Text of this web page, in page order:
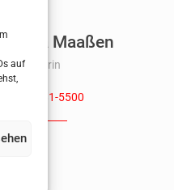
auf
Petra Maaßen
Beisitzerin
02181-5500